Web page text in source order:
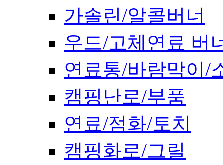
가솔린/알콜버너
우드/고체연료 버
연료통/바람막이/
캠핑난로/부품
연료/점화/토치
캠핑화로/그릴